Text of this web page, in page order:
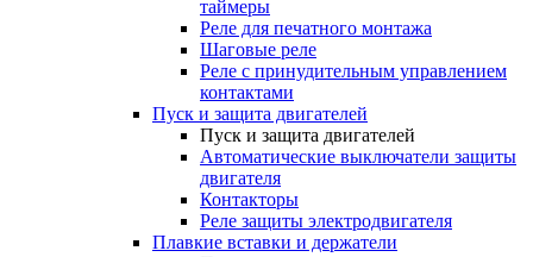
таймеры
Реле для печатного монтажа
Шаговые реле
Реле с принудительным управлением
контактами
Пуск и защита двигателей
Пуск и защита двигателей
Автоматические выключатели защиты
двигателя
Контакторы
Реле защиты электродвигателя
Плавкие вставки и держатели